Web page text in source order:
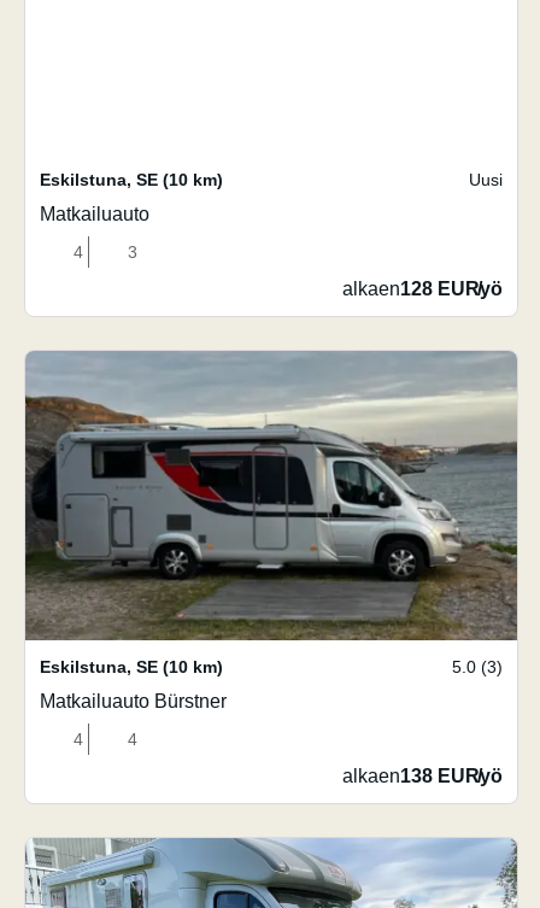
Eskilstuna, SE (10 km) Uusi
Matkailuauto
4 3
alkaen128 EUR/yö
Eskilstuna, SE (10 km) 5.0 (3)
Matkailuauto Bürstner
4 4
alkaen138 EUR/yö